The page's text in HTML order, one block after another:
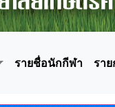
รายชื่อนักกีฬา รา